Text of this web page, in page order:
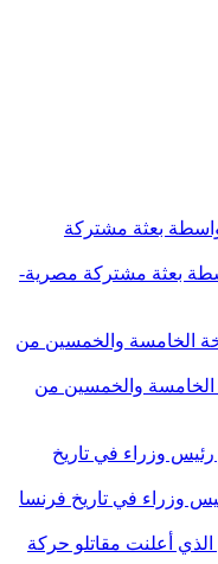
بعثة مشتركة مصرية-
الخامسة والخمسين من
وزراء في تاريخ فرنسا